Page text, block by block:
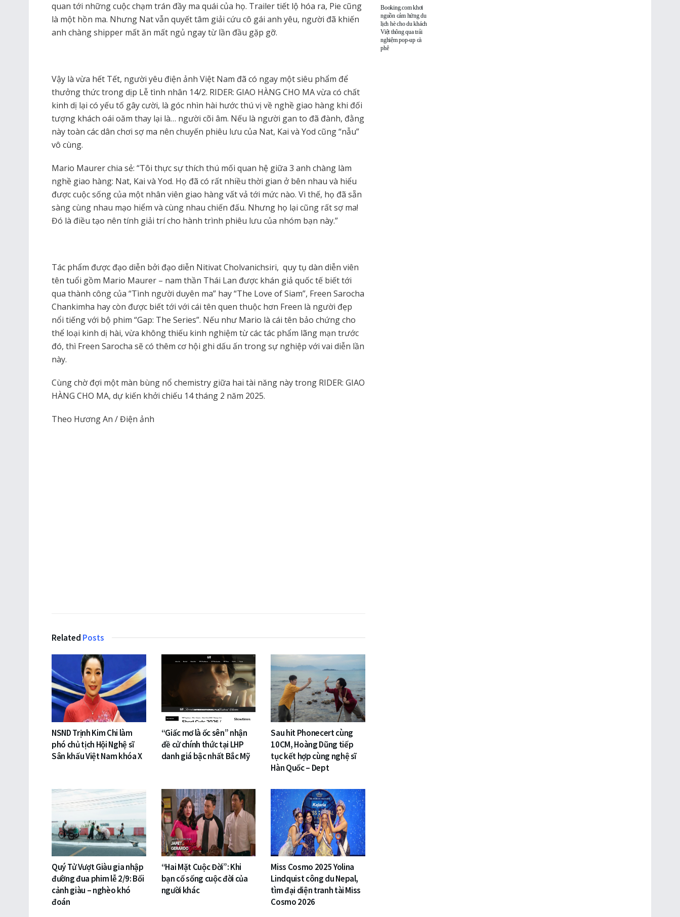
quan tới những cuộc chạm trán đầy ma quái của họ. Trailer tiết lộ hóa ra, Pie cũng
là một hồn ma. Nhưng Nat vẫn quyết tâm giải cứu cô gái anh yêu, người đã khiến
anh chàng shipper mất ăn mất ngủ ngay từ lần đầu gặp gỡ.
Vậy là vừa hết Tết, người yêu điện ảnh Việt Nam đã có ngay một siêu phẩm để
thưởng thức trong dịp Lễ tình nhân 14/2. RIDER: GIAO HÀNG CHO MA vừa có chất
kinh dị lại có yếu tố gây cười, là góc nhìn hài hước thú vị về nghề giao hàng khi đối
tượng khách oái oăm thay lại là… người cõi âm. Nếu là người gan to đã đành, đằng
này toàn các dân chơi sợ ma nên chuyến phiêu lưu của Nat, Kai và Yod cũng “nẫu”
vô cùng.
Mario Maurer chia sẻ: “Tôi thực sự thích thú mối quan hệ giữa 3 anh chàng làm
nghề giao hàng: Nat, Kai và Yod. Họ đã có rất nhiều thời gian ở bên nhau và hiểu
được cuộc sống của một nhân viên giao hàng vất vả tới mức nào. Vì thế, họ đã sẵn
sàng cùng nhau mạo hiểm và cùng nhau chiến đấu. Nhưng họ lại cũng rất sợ ma!
Đó là điều tạo nên tính giải trí cho hành trình phiêu lưu của nhóm bạn này.”
Tác phẩm được đạo diễn bởi đạo diễn Nitivat Cholvanichsiri, quy tụ dàn diễn viên
tên tuổi gồm Mario Maurer – nam thần Thái Lan được khán giả quốc tế biết tới
qua thành công của “Tình người duyên ma” hay “The Love of Siam”, Freen Sarocha
Chankimha hay còn được biết tới với cái tên quen thuộc hơn Freen là người đẹp
nổi tiếng với bộ phim “Gap: The Series”. Nếu như Mario là cái tên bảo chứng cho
thể loại kinh dị hài, vừa không thiếu kinh nghiệm từ các tác phẩm lãng mạn trước
đó, thì Freen Sarocha sẽ có thêm cơ hội ghi dấu ấn trong sự nghiệp với vai diễn lần
này.
Cùng chờ đợi một màn bùng nổ chemistry giữa hai tài năng này trong RIDER: GIAO
HÀNG CHO MA, dự kiến khởi chiếu 14 tháng 2 năm 2025.
Theo Hương An / Điện ảnh
Related Posts
NSND Trịnh Kim Chi làm
phó chủ tịch Hội Nghệ sĩ
Sân khấu Việt Nam khóa X
“Giấc mơ là ốc sên” nhận
đề cử chính thức tại LHP
danh giá bậc nhất Bắc Mỹ
Sau hit Phonecert cùng
10CM, Hoàng Dũng tiếp
tục kết hợp cùng nghệ sĩ
Hàn Quốc – Dept
Quý Tử Vượt Giàu gia nhập
đường đua phim lễ 2/9: Bối
cảnh giàu – nghèo khó
đoán
“Hai Mặt Cuộc Đời”: Khi
bạn cố sống cuộc đời của
người khác
Miss Cosmo 2025 Yolina
Lindquist công du Nepal,
tìm đại diện tranh tài Miss
Cosmo 2026
Booking.com khơi
nguồn cảm hứng du
lịch hè cho du khách
Việt thông qua trải
nghiệm pop-up cà
phê